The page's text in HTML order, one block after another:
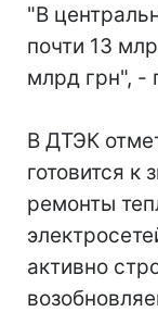
"В
почти 13
млрд грн", -
В ДТЭК
готовится к
ремонты
активно